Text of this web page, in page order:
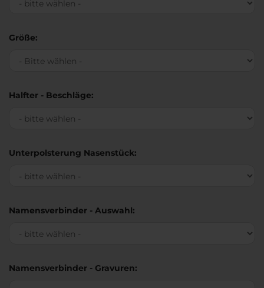
Größe:
Halfter - Beschläge:
Unterpolsterung Nasenstück:
Namensverbinder - Auswahl:
Namensverbinder - Gravuren: